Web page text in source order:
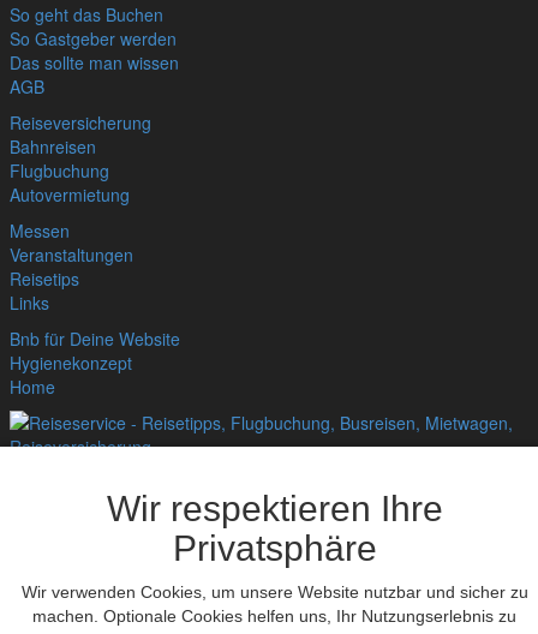
Wir respektieren Ihre
Privatsphäre
Wir verwenden Cookies, um unsere Website nutzbar und sicher zu
machen. Optionale Cookies helfen uns, Ihr Nutzungserlebnis zu
So geht das Buchen
So Gastgeber werden
Das sollte man wissen
AGB
Reiseversicherung
Bahnreisen
Flugbuchung
Autovermietung
Messen
Veranstaltungen
Reisetips
Links
Bnb für Deine Website
Hygienekonzept
Home